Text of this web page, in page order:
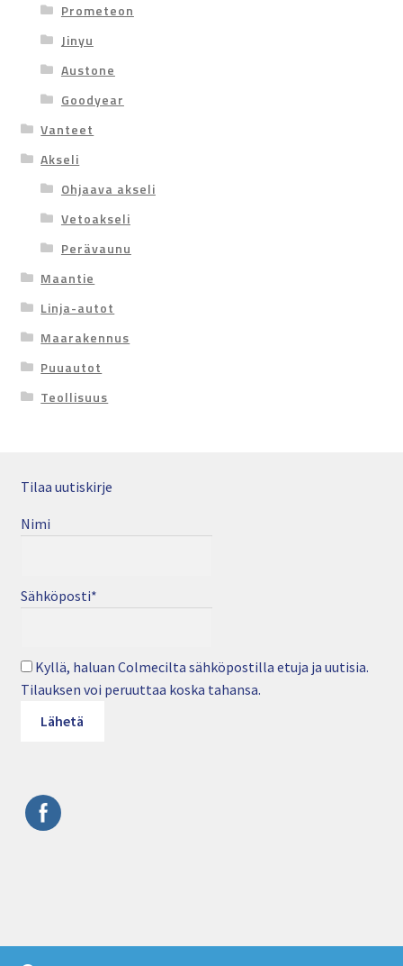
Prometeon
Jinyu
Austone
Goodyear
Vanteet
Akseli
Ohjaava akseli
Vetoakseli
Perävaunu
Maantie
Linja-autot
Maarakennus
Puuautot
Teollisuus
Tilaa uutiskirje
Nimi
Sähköposti*
Kyllä, haluan Colmecilta sähköpostilla etuja ja uutisia.
Tilauksen voi peruuttaa koska tahansa.